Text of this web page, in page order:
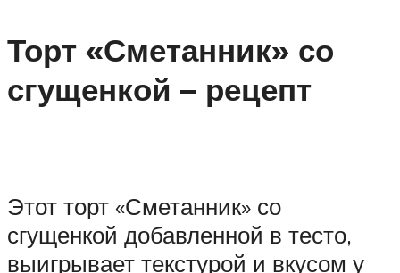
Торт «Сметанник» со
сгущенкой – рецепт
Этот торт «Сметанник» со
сгущенкой добавленной в тесто,
выигрывает текстурой и вкусом у